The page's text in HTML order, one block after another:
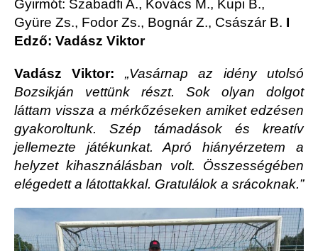
Gyirmót: Szabadfi A., Kovács M., Kupi B.,
Gyüre Zs., Fodor Zs., Bognár Z., Császár B. I
Edző: Vadász Viktor
Vadász Viktor: „Vasárnap az idény utolsó
Bozsikján vettünk részt. Sok olyan dolgot
láttam vissza a mérkőzéseken amiket edzésen
gyakoroltunk. Szép támadások és kreatív
jellemezte játékunkat. Apró hiányérzetem a
helyzet kihasználásban volt. Összességében
elégedett a látottakkal. Gratulálok a srácoknak.”